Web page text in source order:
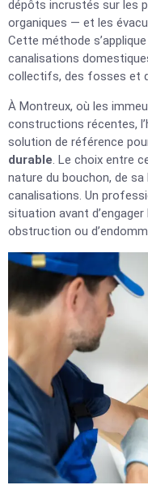
dépôts incrustés sur les
organiques — et les
Cette méthode
canalisations
collectifs, des fosses et
À Montreux, où les
constructions récentes,
solution de référence
durable. Le choix entre
nature du bouchon, de
canalisations. Un
situation avant d’engager
obstruction ou